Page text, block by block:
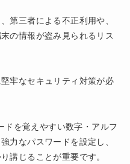
第三者による不正利用や、
の情報が盗み見られるリス
牢なセキュリティ対策が必
を覚えやすい数字・アルフ
力なパスワードを設定し、
講じることが重要です。